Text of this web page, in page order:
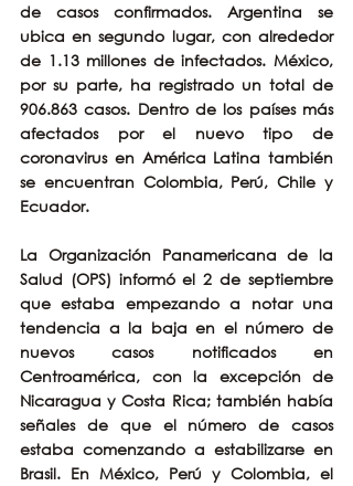
de casos confirmados. Argentina se
ubica en segundo lugar, con alrededor
de 1.13 millones de infectados. México,
por su parte, ha registrado un total de
906.863 casos. Dentro de los países más
afectados por el nuevo tipo de
coronavirus en América Latina también
se encuentran Colombia, Perú, Chile y
Ecuador.
La Organización Panamericana de la
Salud (OPS) informó el 2 de septiembre
que estaba empezando a notar una
tendencia a la baja en el número de
nuevos casos notificados en
Centroamérica, con la excepción de
Nicaragua y Costa Rica; también había
señales de que el número de casos
estaba comenzando a estabilizarse en
Brasil. En México, Perú y Colombia, el